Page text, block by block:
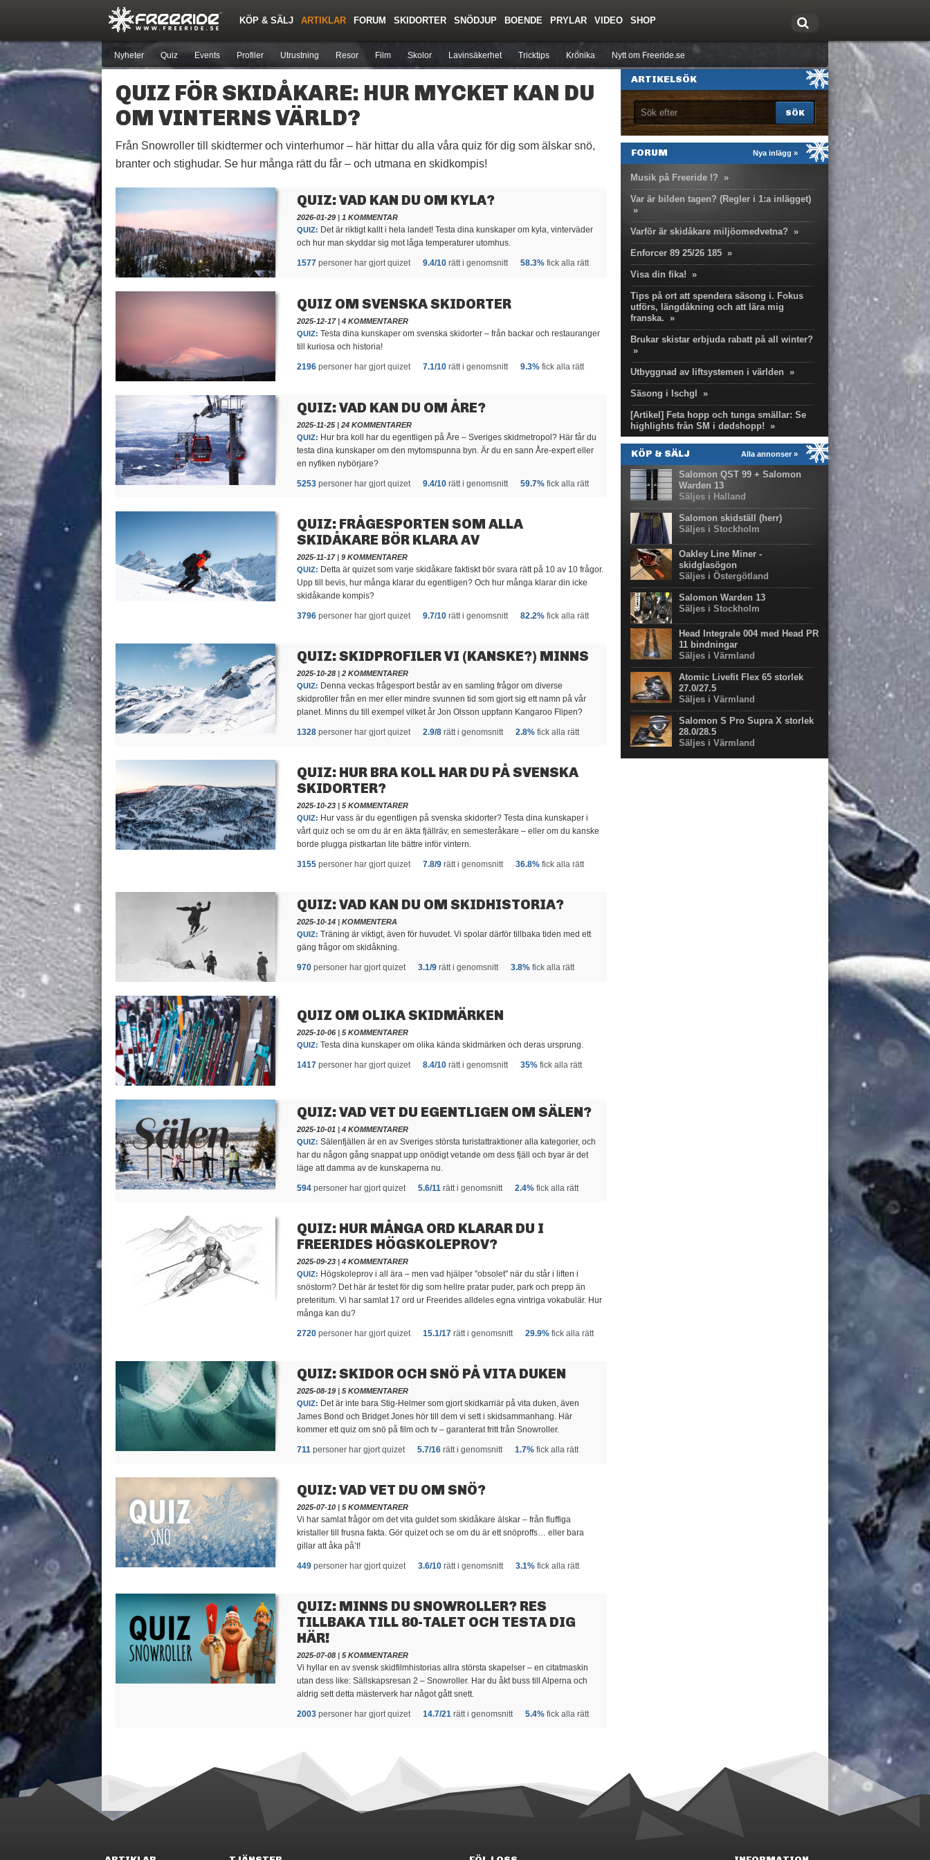
KÖP & SÄLJ ARTIKLAR
Nyheter Quiz Events Profiler Utrustning Resor Film Skolor Lavinsäkerhet Tricktips Krönika Nytt om Freeride.se
FORUM
Nya inlägg Forumlista
SKIDORTER
Snöfallstoppen Topplistor
SNÖDJUP BOENDE PRYLAR
Skidor Pjäxor
VIDEO
Årets Krasch
SHOP
QUIZ FÖR SKIDÅKARE: HUR MYCKET KAN DU
OM VINTERNS VÄRLD?
Från Snowroller till skidtermer och vinterhumor – här hittar du alla våra quiz för dig som älskar snö,
branter och stighudar. Se hur många rätt du får – och utmana en skidkompis!
QUIZ: VAD KAN DU OM KYLA?
2026-01-29 | 1 KOMMENTAR
QUIZ: Det är riktigt kallt i hela landet! Testa dina kunskaper om kyla, vinterväder
och hur man skyddar sig mot låga temperaturer utomhus.
1577 personer har gjort quizet 9.4/10 rätt i genomsnitt 58.3% fick alla rätt
QUIZ OM SVENSKA SKIDORTER
2025-12-17| 4 KOMMENTARER
QUIZ: Testa dina kunskaper om svenska skidorter – från backar och restauranger
till kuriosa och historia!
2196 personer har gjort quizet 7.1/10 rätt i genomsnitt 9.3% fick alla rätt
QUIZ: VAD KAN DU OM ÅRE?
2025-11-25| 24 KOMMENTARER
QUIZ: Hur bra koll har du egentligen på Åre – Sveriges skidmetropol? Här får du
testa dina kunskaper om den mytomspunna byn. Är du en sann Åre-expert eller
en nyfiken nybörjare?
5253 personer har gjort quizet 9.4/10 rätt i genomsnitt 59.7% fick alla rätt
QUIZ: FRÅGESPORTEN SOM ALLA
SKIDÅKARE BÖR KLARA AV
2025-11-17| 9 KOMMENTARER
QUIZ: Detta är quizet som varje skidåkare faktiskt bör svara rätt på 10 av 10 frågor.
Upp till bevis, hur många klarar du egentligen? Och hur många klarar din icke
skidåkande kompis?
3796 personer har gjort quizet 9.7/10 rätt i genomsnitt 82.2% fick alla rätt
QUIZ: SKIDPROFILER VI (KANSKE?) MINNS
2025-10-28 | 2 KOMMENTARER
QUIZ: Denna veckas frågesport består av en samling frågor om diverse
skidprofiler från en mer eller mindre svunnen tid som gjort sig ett namn på vår
planet. Minns du till exempel vilket år Jon Olsson uppfann Kangaroo Flipen?
1328 personer har gjort quizet 2.9/8 rätt i genomsnitt 2.8% fick alla rätt
QUIZ: HUR BRA KOLL HAR DU PÅ SVENSKA
SKIDORTER?
2025-10-23 | 5 KOMMENTARER
QUIZ: Hur vass är du egentligen på svenska skidorter? Testa dina kunskaper i
vårt quiz och se om du är en äkta fjällräv, en semesteråkare – eller om du kanske
borde plugga pistkartan lite bättre inför vintern.
3155 personer har gjort quizet 7.8/9 rätt i genomsnitt 36.8% fick alla rätt
QUIZ: VAD KAN DU OM SKIDHISTORIA?
2025-10-14 | KOMMENTERA
QUIZ: Träning är viktigt, även för huvudet. Vi spolar därför tillbaka tiden med ett
gäng frågor om skidåkning.
970 personer har gjort quizet 3.1/9 rätt i genomsnitt 3.8% fick alla rätt
QUIZ OM OLIKA SKIDMÄRKEN
2025-10-06 | 5 KOMMENTARER
QUIZ: Testa dina kunskaper om olika kända skidmärken och deras ursprung.
1417 personer har gjort quizet 8.4/10 rätt i genomsnitt 35% fick alla rätt
QUIZ: VAD VET DU EGENTLIGEN OM SÄLEN?
2025-10-01 | 4 KOMMENTARER
QUIZ: Sälenfjällen är en av Sveriges största turistattraktioner alla kategorier, och
har du någon gång snappat upp onödigt vetande om dess fjäll och byar är det
läge att damma av de kunskaperna nu.
594 personer har gjort quizet 5.6/11 rätt i genomsnitt 2.4% fick alla rätt
QUIZ: HUR MÅNGA ORD KLARAR DU I
FREERIDES HÖGSKOLEPROV?
2025-09-23 | 4 KOMMENTARER
QUIZ: Högskoleprov i all ära – men vad hjälper "obsolet" när du står i liften i
snöstorm? Det här är testet för dig som hellre pratar puder, park och prepp än
preteritum. Vi har samlat 17 ord ur Freerides alldeles egna vintriga vokabulär. Hur
många kan du?
2720 personer har gjort quizet 15.1/17 rätt i genomsnitt 29.9% fick alla rätt
QUIZ: SKIDOR OCH SNÖ PÅ VITA DUKEN
2025-08-19 | 5 KOMMENTARER
QUIZ: Det är inte bara Stig-Helmer som gjort skidkarriär på vita duken, även
James Bond och Bridget Jones hör till dem vi sett i skidsammanhang. Här
kommer ett quiz om snö på film och tv – garanterat fritt från Snowroller.
711 personer har gjort quizet 5.7/16 rätt i genomsnitt 1.7% fick alla rätt
QUIZ: VAD VET DU OM SNÖ?
2025-07-10 | 5 KOMMENTARER
Vi har samlat frågor om det vita guldet som skidåkare älskar – från fluffiga
kristaller till frusna fakta. Gör quizet och se om du är ett snöproffs… eller bara
gillar att åka på’t!
449 personer har gjort quizet 3.6/10 rätt i genomsnitt 3.1% fick alla rätt
QUIZ: MINNS DU SNOWROLLER? RES
TILLBAKA TILL 80-TALET OCH TESTA DIG
HÄR!
2025-07-08 | 5 KOMMENTARER
Vi hyllar en av svensk skidfilmhistorias allra största skapelser – en citatmaskin
utan dess like: Sällskapsresan 2 – Snowroller. Har du åkt buss till Alperna och
aldrig sett detta mästerverk har något gått snett.
2003 personer har gjort quizet 14.7/21 rätt i genomsnitt 5.4% fick alla rätt
ARTIKELSÖK
Nya inlägg »
FORUM
Musik på Freeride !? »
Var är bilden tagen? (Regler i 1:a inlägget)
»
Varför är skidåkare miljöomedvetna? »
Enforcer 89 25/26 185 »
Visa din fika! »
Tips på ort att spendera säsong i. Fokus
utförs, längdåkning och att lära mig
franska. »
Brukar skistar erbjuda rabatt på all winter?
»
Utbyggnad av liftsystemen i världen »
Säsong i Ischgl »
[Artikel] Feta hopp och tunga smällar: Se
highlights från SM i dødshopp! »
Alla annonser »
KÖP & SÄLJ
Salomon QST 99 + Salomon
Warden 13
Säljes i Halland
Salomon skidställ (herr)
Säljes i Stockholm
Oakley Line Miner -
skidglasögon
Säljes i Östergötland
Salomon Warden 13
Säljes i Stockholm
Head Integrale 004 med Head PR
11 bindningar
Säljes i Värmland
Atomic Livefit Flex 65 storlek
27.0/27.5
Säljes i Värmland
Salomon S Pro Supra X storlek
28.0/28.5
Säljes i Värmland